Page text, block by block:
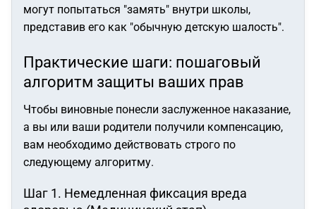
могут попытаться "замять" внутри школы,
представив его как "обычную детскую шалость".
Практические шаги: пошаговый
алгоритм защиты ваших прав
Чтобы виновные понесли заслуженное наказание,
а вы или ваши родители получили компенсацию,
вам необходимо действовать строго по
следующему алгоритму.
Шаг 1. Немедленная фиксация вреда